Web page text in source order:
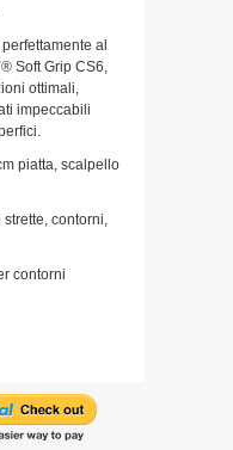
al
Soft Grip CS6,
ottimali,
impeccabili
piatta, scalpello
contorni,
contorni